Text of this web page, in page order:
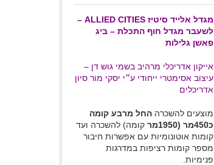
מגדל אלייד סיטיז ALLIED CITIES –
לשעבר מגדל חוף התכלת – ביג
פאשן גלילות
אייקון אדריכלי מרהיב בשמי גוש דן –
עיצוב אסימטרי ייחודי ע״י יסקי מור סיון
אדריכלים
מוצעים להשכרה החל מרבע קומה
כ450מר (1950מר
קומה) להשכרה ועד
קומות אוטונומיות עם אפשרות חיבור
מספר קומות רציפות במדרגות
פנימיות.